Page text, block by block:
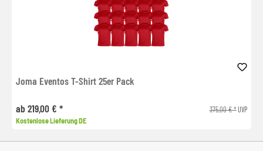
Joma Eventos T-Shirt 25er Pack
ab 219,00 € * 375,00 € *UVP
Kostenlose Lieferung DE